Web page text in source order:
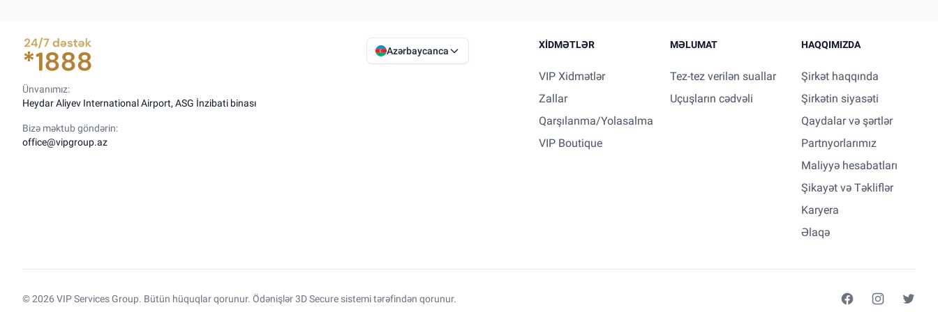
Azərbaycanca
Ünvanımız:
Heydar Aliyev International Airport, ASG İnzibati binası
Bizə məktub göndərin:
office@vipgroup.az
XIDMƏTLƏR
VIP Xidmətlər
Zallar
Qarşılanma/Yolasalma
VIP Boutique
MƏLUMAT
Tez-tez verilən suallar
Uçuşların cədvəli
HAQQIMIZDA
Şirkət haqqında
Şirkətin siyasəti
Qaydalar və şərtlər
Partnyorlarımız
Maliyyə hesabatları
Şikayət və Təkliflər
Karyera
Əlaqə
© 2026 VIP Services Group. Bütün hüquqlar qorunur. Ödənişlər 3D Secure sistemi tərəfindən qorunur.